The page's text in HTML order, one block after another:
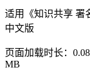
适用《知识共享 署
中文版
页面加载时长：
MB